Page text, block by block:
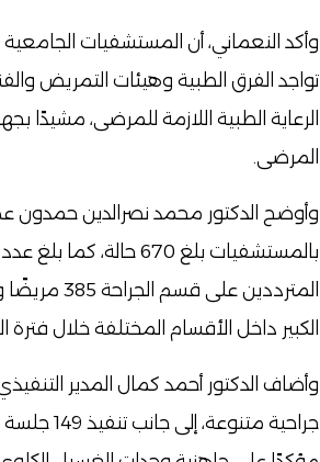
وأكد النعماني، أن المستشفيات
تواجد الفرق الطبية وهيئات التمريض
الرعاية الطبية اللازمة للمرضى، مشيدًا
المرضى.
وأوضح الدكتور محمد نصرالدين حمدون
الكبير داخل الأقسام المختلفة خلال فترة